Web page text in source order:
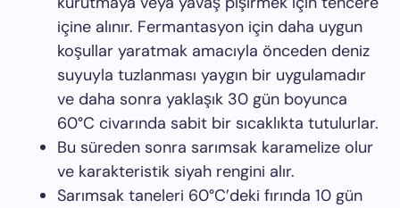
içine alınır. Fermantasyon için daha uygun
koşullar yaratmak amacıyla önceden deniz
suyuyla tuzlanması yaygın bir uygulamadır
ve daha sonra yaklaşık 30 gün boyunca
60°C civarında sabit bir sıcaklıkta tutulurlar.
Bu süreden sonra sarımsak karamelize olur
ve karakteristik siyah rengini alır.
Sarımsak taneleri 60°C’deki fırında 10 gün